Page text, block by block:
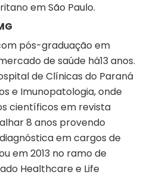
em São Paulo.
pós-graduação em
de saúde há13 anos.
de Clínicas do Paraná
e Imunopatologia, onde
científicos em revista
8 anos provendo
em cargos de
em 2013 no ramo de
Healthcare e Life